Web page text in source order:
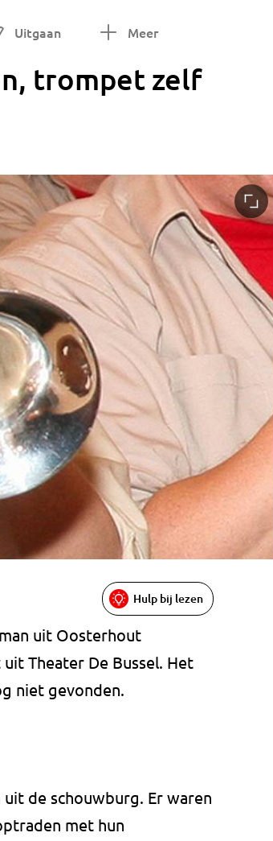
Uitgaan Meer
trompet zelf
Hulp bij lezen
uit Oosterhout
Theater De Bussel. Het
niet gevonden.
de schouwburg. Er waren
met hun